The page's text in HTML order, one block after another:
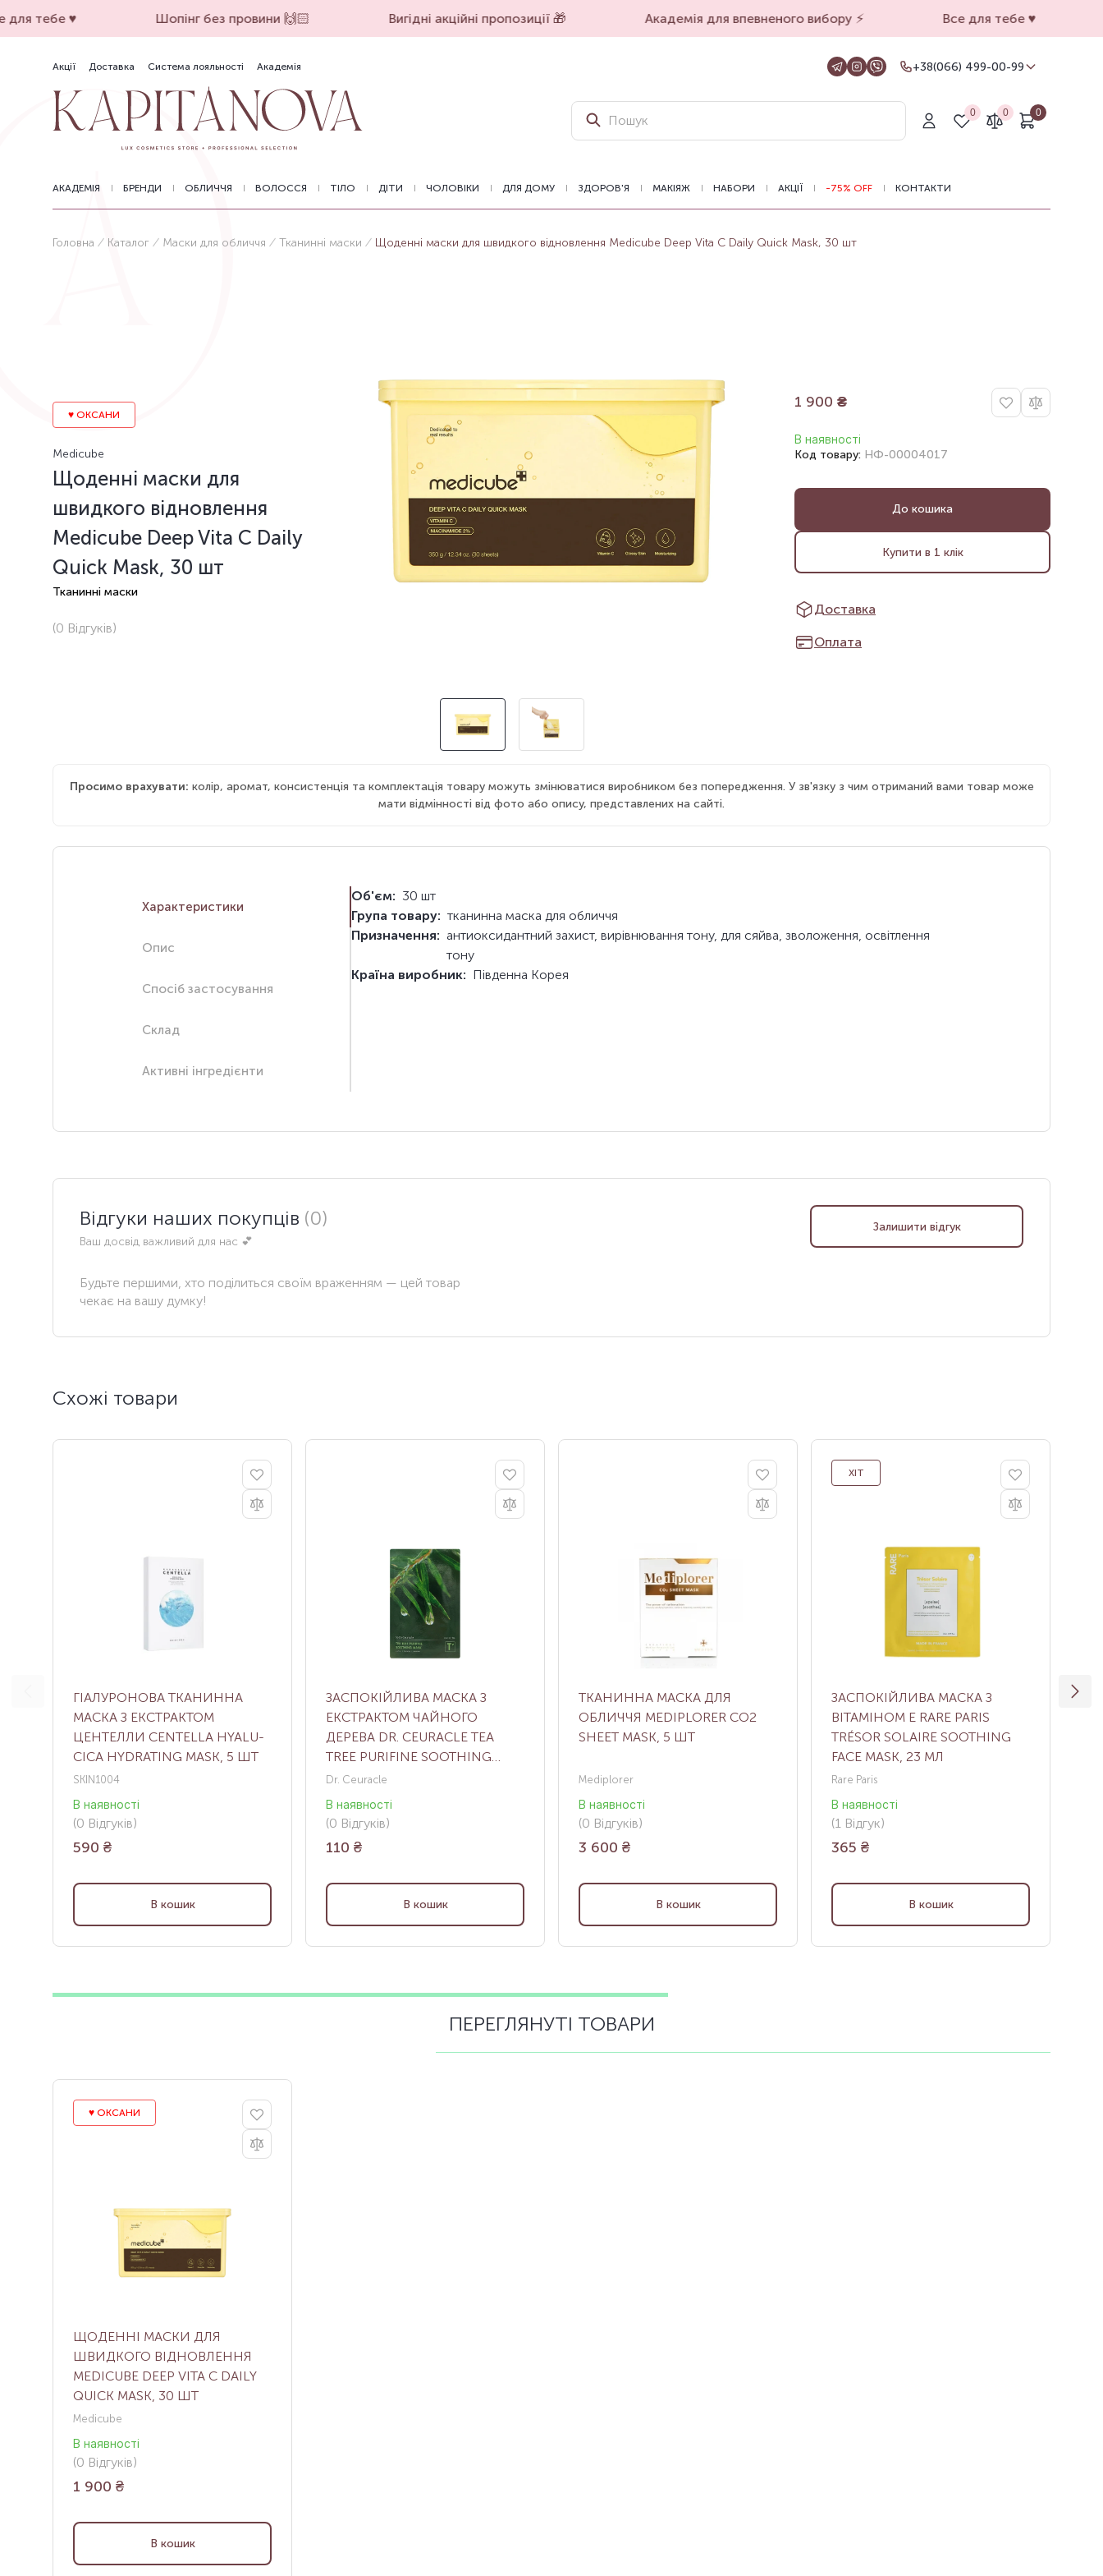
тебе ♥️ Шопінг без провини 🙌🏻 Вигідні акційні пропозиції 🎁 Академія для впевненого вибору ⚡️ Все для тебе ♥️
Акції Доставка Система лояльності Академія
+38(066) 499-00-99
Для замовлень на сайті
+38(099) 069-90-00
Магазин Харків
Оформлення замовлень на сайті
0 0 0
АКАДЕМІЯ БРЕНДИ ОБЛИЧЧЯ ВОЛОССЯ ТІЛО ДІТИ ЧОЛОВІКИ ДЛЯ ДОМУ ЗДОРОВ'Я МАКІЯЖ НАБОРИ АКЦІЇ -75% OFF КОНТАКТИ
Головна Каталог Маски для обличчя Тканинні маски Щоденні маски для швидкого відновлення Medicube Deep Vita C Daily Quick Mask, 30 шт
♥️ ОКСАНИ
Medicube
Щоденні маски для
швидкого відновлення
Medicube Deep Vita C Daily
Quick Mask, 30 шт
Тканинні маски
(0 Відгуків)
1 900 ₴
В наявності
Код товару: НФ-00004017
До кошика
Купити в 1 клік
Доставка
Оплата
Просимо врахувати: колір, аромат, консистенція та комплектація товару можуть змінюватися виробником без попередження. У зв'язку з чим отриманий вами товар може
мати відмінності від фото або опису, представлених на сайті.
Характеристики
Опис
Спосіб застосування
Склад
Активні інгредієнти
Об'єм: 30 шт
Група товару: тканинна маска для обличчя
Призначення: антиоксидантний захист, вирівнювання тону, для сяйва, зволоження, освітлення
тону
Країна виробник: Південна Корея
Відгуки наших покупців (0)
Ваш досвід важливий для нас 💕
Залишити відгук
Будьте першими, хто поділиться своїм враженням — цей товар
чекає на вашу думку!
Схожі товари
ГІАЛУРОНОВА ТКАНИННА
МАСКА З ЕКСТРАКТОМ
ЦЕНТЕЛЛИ CENTELLA HYALU-
CICA HYDRATING MASK, 5 ШТ
SKIN1004
В наявності
(0 Відгуків)
590 ₴
В кошик
ЗАСПОКІЙЛИВА МАСКА З
ЕКСТРАКТОМ ЧАЙНОГО
ДЕРЕВА DR. CEURACLE TEA
TREE PURIFINE SOOTHING
MASK, 23 МЛ
Dr. Ceuracle
В наявності
(0 Відгуків)
110 ₴
В кошик
ТКАНИННА МАСКА ДЛЯ
ОБЛИЧЧЯ MEDIPLORER CO2
SHEET MASK, 5 ШТ
Mediplorer
В наявності
(0 Відгуків)
3 600 ₴
В кошик
ХІТ
ЗАСПОКІЙЛИВА МАСКА З
ВІТАМІНОМ Е RARE PARIS
TRÉSOR SOLAIRE SOOTHING
FACE MASK, 23 МЛ
Rare Paris
В наявності
(1 Відгук)
365 ₴
В кошик
ПЕРЕГЛЯНУТІ ТОВАРИ
♥️ ОКСАНИ
ЩОДЕННІ МАСКИ ДЛЯ
ШВИДКОГО ВІДНОВЛЕННЯ
MEDICUBE DEEP VITA C DAILY
QUICK MASK, 30 ШТ
Medicube
В наявності
(0 Відгуків)
1 900 ₴
В кошик